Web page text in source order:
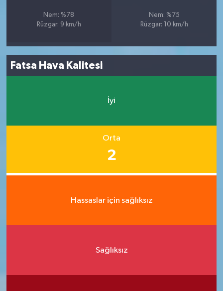
Nem: %78
Rüzgar: 9 km/h
Nem: %75
Rüzgar: 10 km/h
Fatsa Hava Kalitesi
İyi
Orta
2
Hassaslar için sağlıksız
Sağlıksız